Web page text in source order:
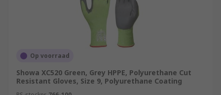
Op voorraad
Showa XC520 Green, Grey HPPE, Polyurethane Cut
Resistant Gloves, Size 9, Polyurethane Coating